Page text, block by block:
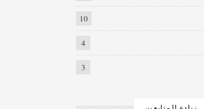
10
4
3
زيادة المتابعين